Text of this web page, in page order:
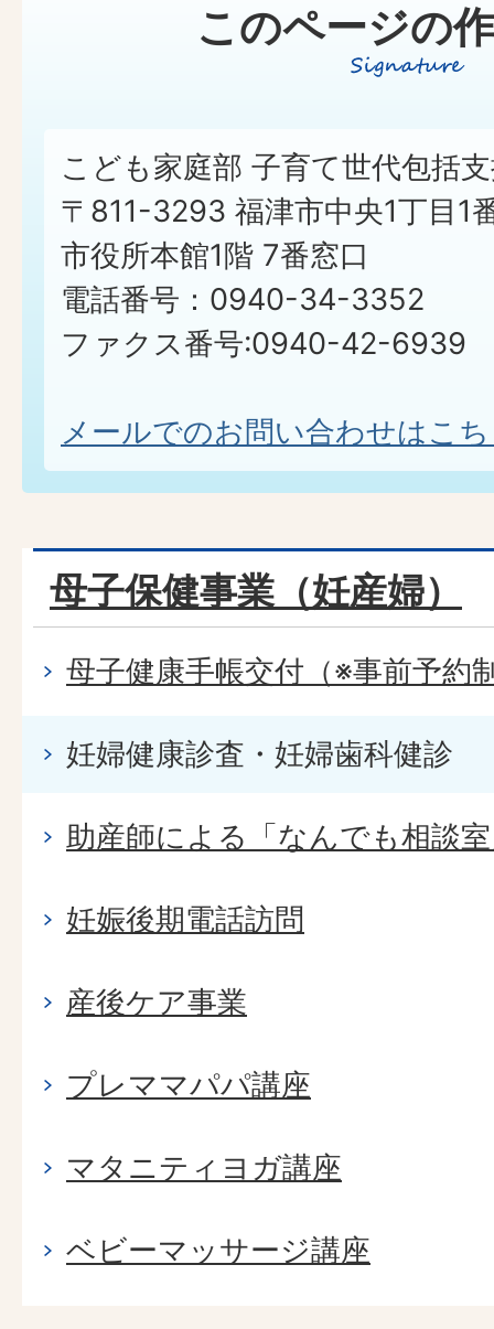
このページの
こども家庭部 子育て世代包括
〒811-3293 福津市中央1丁目1
市役所本館1階 7番窓口
電話番号：0940-34-3352
ファクス番号:0940-42-6939
メールでのお問い合わせはこ
母子保健事業（妊産婦）
母子健康手帳交付（※事前予約
妊婦健康診査・妊婦歯科健診
助産師による「なんでも相談
妊娠後期電話訪問
産後ケア事業
プレママパパ講座
マタニティヨガ講座
ベビーマッサージ講座